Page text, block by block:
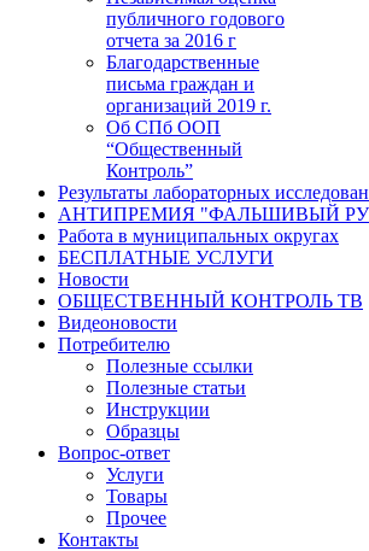
публичного годового
отчета за 2016 г
Благодарственные
письма граждан и
организаций 2019 г.
Об СПб ООП
“Общественный
Контроль”
Результаты лабораторных
АНТИПРЕМИЯ "ФАЛЬШИВЫЙ
Работа в муниципальных округах
БЕСПЛАТНЫЕ УСЛУГИ
Новости
ОБЩЕСТВЕННЫЙ КОНТРОЛЬ ТВ
Видеоновости
Потребителю
Полезные ссылки
Полезные статьи
Инструкции
Образцы
Вопрос-ответ
Услуги
Товары
Прочее
Контакты